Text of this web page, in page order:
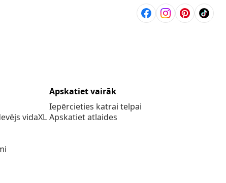
vidaXL
Apskatiet vairāk
Iepērcieties katrai telpai
Apskatiet atlaides